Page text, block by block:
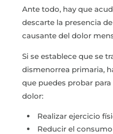
Ante todo, hay que
descarte la presencia
causante del dolor
Si se establece que se
dismenorrea primaria,
que puedes probar para
dolor:
Realizar ejercicio
Reducir el